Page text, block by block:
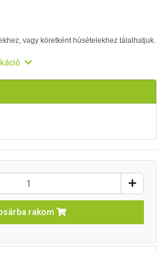
vagy köretként húsételekhez tálalhatjuk.
rakom